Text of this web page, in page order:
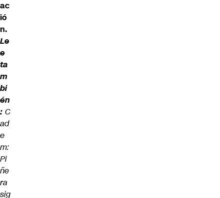
ac
ió
n.
Le
e
ta
m
bi
én
: C
ad
e
m:
Pi
ñe
ra
sig